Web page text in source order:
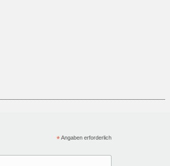
*Angaben erforderlich